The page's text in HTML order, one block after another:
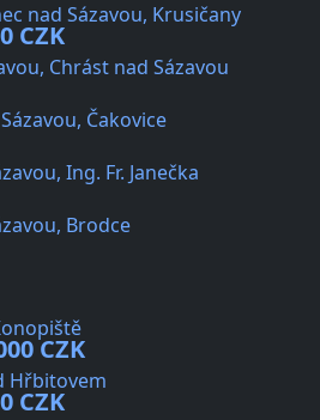
nad Sázavou, Krusičany
CZK
Chrást nad Sázavou
Čakovice
Ing. Fr. Janečka
Brodce
CZK
Hřbitovem
CZK